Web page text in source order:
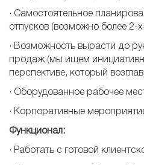
· Самостоятельное
отпусков (возможно более 2-х
· Возможность вырасти до
продаж (мы ищем
перспективе, который
· Оборудованное рабочее
· Корпоративные
Функционал:
· Работать с готовой